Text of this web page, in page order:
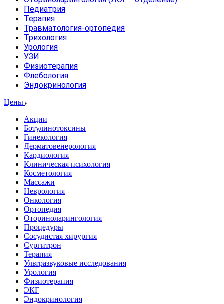
Педиатрия
Терапия
Травматология-ортопедия
Трихология
Урология
УЗИ
Физиотерапия
Флебология
Эндокринология
Цены
Акции
Ботулинотоксины
Гинекология
Дерматовенерология
Кардиология
Клиническая психология
Косметология
Массажи
Неврология
Онкология
Ортопедия
Оториноларингология
Процедуры
Сосудистая хирургия
Сургитрон
Терапия
Ультразвуковые исследования
Урология
Физиотерапия
ЭКГ
Эндокринология